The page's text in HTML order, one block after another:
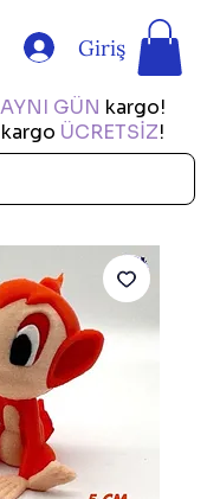
ÜCRETSİZ!
AYNI GÜN kargo!
Giriş